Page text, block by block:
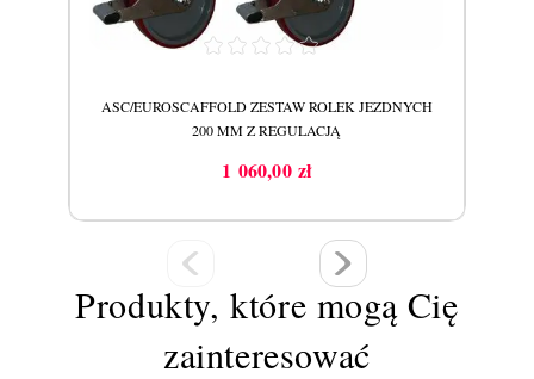
ASC/EUROSCAFFOLD ZESTAW ROLEK JEZDNYCH
200 MM Z REGULACJĄ
Cena
1 060,00 zł
Produkty, które mogą Cię
zainteresować